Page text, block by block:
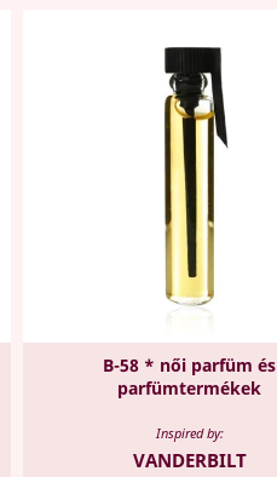
B-58 * női parfüm és
parfümtermékek
Inspired by:
VANDERBILT